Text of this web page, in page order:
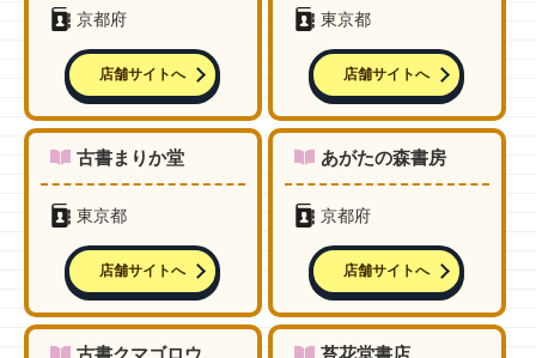
京都府
店舗サイトへ
東京都
店舗サイトへ
古書まりか堂
東京都
店舗サイトへ
あがたの森書房
京都府
店舗サイトへ